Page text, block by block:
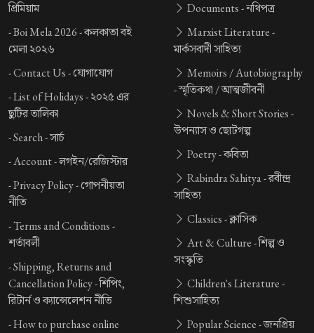
প্রিমিয়াম
-Boi Mela 2026 -কলকাতা বই
মেলা ২০২৬
-Contact Us -যোগাযোগ
-List of Holidays -২০২৫ এর
ছুটির তালিকা
-Search -সার্চ
-Account -লগইন/রেজিস্টার
-Privacy Policy -গোপনীয়তা
নীতি
-Terms and Conditions -
শর্তাবলী
-Shipping, Returns and
Cancellation Policy -শিপিং,
রিটার্ন ও ক্যান্সেলেশন নীতি
-How to purchase online
Documents -নথিপত্র
Marxist Literature -
মার্কসবাদী সাহিত্য
Memoirs / Autobiography
-স্মৃতিকথা / আত্মজীবনী
Novels & Short Stories -
উপন্যাস ও ছোটগল্প
Poetry -কবিতা
Rabindra Sahitya -রবীন্দ্র
সাহিত্য
Classics -ক্লাসিক
Art & Culture -শিল্প ও
সংস্কৃতি
Children's Literature -
শিশুসাহিত্য
Popular Science -জনপ্রিয়